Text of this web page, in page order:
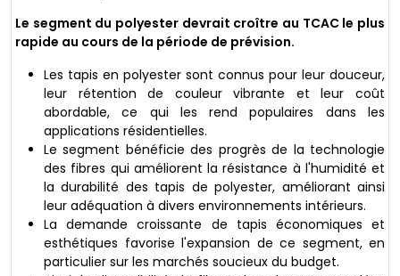
Le segment du polyester devrait croître au TCAC le plus
rapide au cours de la période de prévision.
Les tapis en polyester sont connus pour leur douceur,
leur rétention de couleur vibrante et leur coût
abordable, ce qui les rend populaires dans les
applications résidentielles.
Le segment bénéficie des progrès de la technologie
des fibres qui améliorent la résistance à l'humidité et
la durabilité des tapis de polyester, améliorant ainsi
leur adéquation à divers environnements intérieurs.
La demande croissante de tapis économiques et
esthétiques favorise l'expansion de ce segment, en
particulier sur les marchés soucieux du budget.